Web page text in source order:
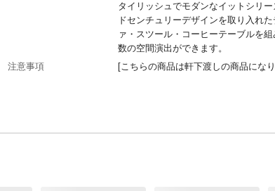
タイリッシュでモダンなイットシリ
ドセンチュリーデザインを取り入れ
ァ・スツール・コーヒーテーブルを
数の空間演出ができます。
注意事項
[こちらの商品は軒下渡しの商品にな